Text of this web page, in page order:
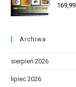
169,99
Archiwa
sierpień 2026
lipiec 2026